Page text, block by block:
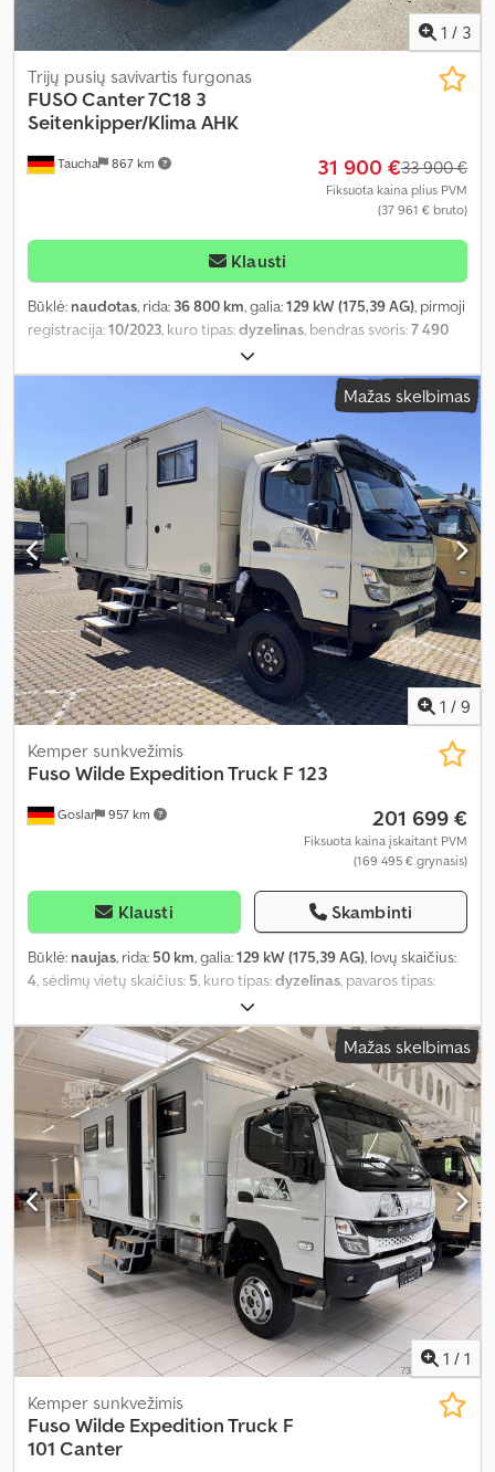
1 / 3
Taucha 867 km
Trijų pusių savivartis furgonas
FUSOCanter 7C18 3
Seitenkipper/Klima AHK
31 900 €33 900 €
Fiksuota kaina plius PVM
(37 961 € bruto)
Klausti
Būklė: naudotas, rida: 36 800 km, galia:129 kW (175,39 AG), pirmoji
registracija:10/2023, kuro tipas:dyzelinas, bendras svoris:7 490
, spalva:
mechaninis, emisijos klasė:Euro 6, sėdimų vietų skaičius:3, Įranga:
ABS, centrinis užraktas, oro kondicionavimas Mažas skelbimas
1 / 9
Goslar 957 km
Kemper sunkvežimis
FusoWilde Expedition Truck F 123
201 699 €
Fiksuota kaina įskaitant PVM
(169 495 € grynasis)
Klausti Skambinti
Būklė: naujas, rida: 50 km, galia:129 kW (175,39 AG), lovų skaičius:
4, sėdimų vietų skaičius: 5, kuro tipas:dyzelinas, pavaros tipas:
smėlio spalvos
važiuoklės gamintojas:Fuso, važiuoklės modelis:Canter, bendras
ilgis:
6 540 mm, bendras plotis:2 200 mm, bendras aukštis:3 180
mm, ašių konfigūracija:2 ašys, emisijos klasė:Euro 6, kuro bako
talpa:100 l, bendras svoris: 6 500 kg, didžiausias leistinas svoris:
1 260 kg, vairuotojo vairo padėtis:kairė , Įranga:ABS, Android
Auto, Apple CarPlay, autonominis šildytuvas, borto kompiuteris,
centrinis užraktas, diferencialo užraktas, dušas, imobilaizerio
sistema, kruizo kontrolė, oro kondicionavimas, oro pagalvė,
pilna techninės priežiūros istorija, priekabos jungtis,
priešrūkiniai žibintai, saulės elektrinė, suodžių filtras, vairo
stiprintuvas, viengulė lova, virtuvė transporto priemonėje, visų
sezonų padangos, visų varančiųjų ratų pavara, vonios
kambarys
Mažas skelbimas
1 / 1
Kemper sunkvežimis
Fuso Wilde Expedition Truck F
101 Canter